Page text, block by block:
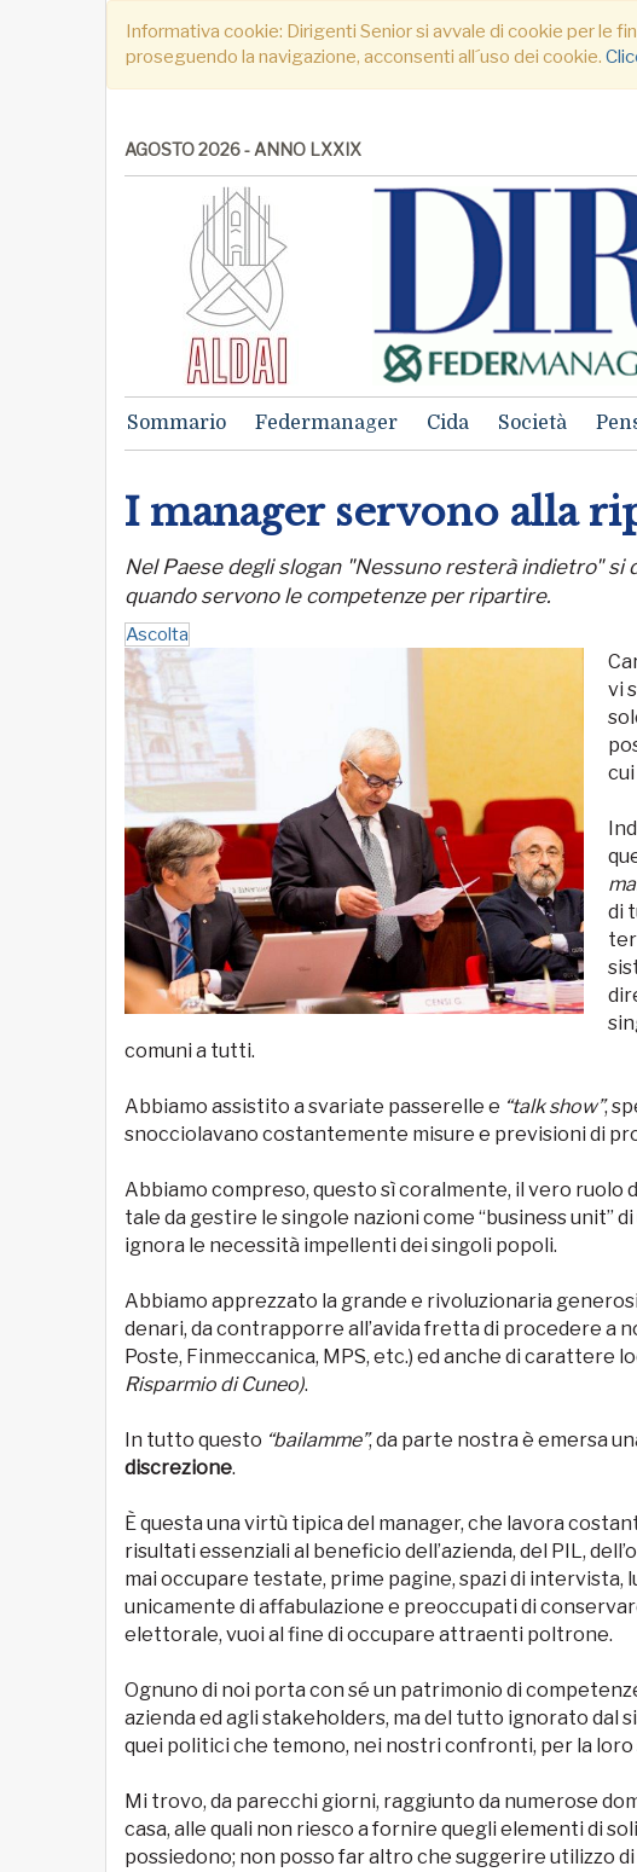
Informativa cookie: Dirigenti Senior si avvale di cookie per le
proseguendo la navigazione, acconsenti all´uso dei cookie.
AGOSTO 2026 - ANNO LXXIX
Sommario Federmanager Cida Società
I manager servono alla
Nel Paese degli slogan "Nessuno resterà indietro"
quando servono le competenze per ripartire.
Ascolta
vi
di
comuni a tutti.
Abbiamo assistito a svariate passerelle e “talk show”,
snocciolavano costantemente misure e previsioni di
Abbiamo compreso, questo sì coralmente, il vero ruolo
tale da gestire le singole nazioni come “business unit”
ignora le necessità impellenti dei singoli popoli.
Abbiamo apprezzato la grande e rivoluzionaria
denari, da contrapporre all’avida fretta di procedere a
Poste, Finmeccanica, MPS, etc.) ed anche di carattere
Risparmio di Cuneo).
In tutto questo “bailamme”, da parte nostra è emersa
discrezione.
È questa una virtù tipica del manager, che lavora
risultati essenziali al beneficio dell’azienda, del PIL,
mai occupare testate, prime pagine, spazi di
unicamente di affabulazione e preoccupati di
elettorale, vuoi al fine di occupare attraenti poltrone.
Ognuno di noi porta con sé un patrimonio di
azienda ed agli stakeholders, ma del tutto ignorato dal
quei politici che temono, nei nostri confronti, per la loro
Mi trovo, da parecchi giorni, raggiunto da numerose
casa, alle quali non riesco a fornire quegli elementi di
possiedono; non posso far altro che suggerire utilizzo